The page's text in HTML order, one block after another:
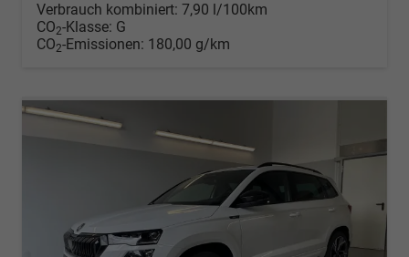
Verbrauch kombiniert: 7,90 l/100km
CO2-Klasse: G
CO2-Emissionen: 180,00 g/km